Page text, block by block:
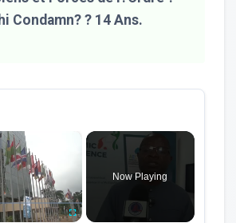
Condamn? ? 14 Ans.
Now Playing